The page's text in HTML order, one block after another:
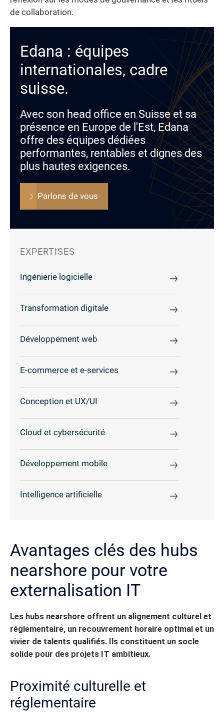
de collaboration.
Edana : équipes
internationales, cadre
suisse.
Avec son head office en Suisse et sa
présence en Europe de l'Est, Edana
offre des équipes dédiées
performantes, rentables et dignes des
plus hautes exigences.
Parlons de vous
EXPERTISES
Ingénierie logicielle
Transformation digitale
Développement web
E-commerce et e-services
Conception et UX/UI
Cloud et cybersécurité
Développement mobile
Intelligence artificielle
Avantages clés des hubs
nearshore pour votre
externalisation IT
Les hubs nearshore offrent un alignement culturel et
réglementaire, un recouvrement horaire optimal et un
vivier de talents qualifiés. Ils constituent un socle
solide pour des projets IT ambitieux.
Proximité culturelle et
réglementaire